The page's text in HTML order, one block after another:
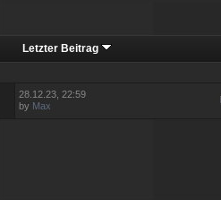
Letzter Beitrag
28.12.23, 22:59
by Max